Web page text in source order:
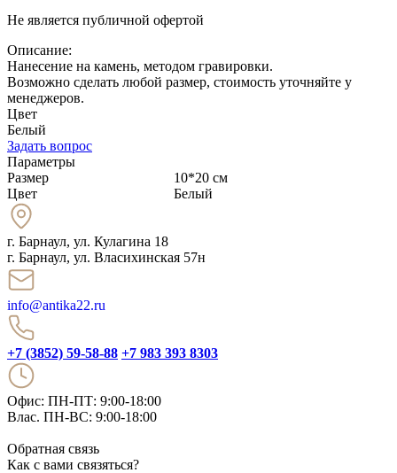
Не является публичной офертой
Описание:
Нанесение на камень, методом гравировки.
Возможно сделать любой размер, стоимость уточняйте у
менеджеров.
Цвет
Белый
Задать вопрос
Параметры
Размер
10*20 см
Цвет
Белый
г. Барнаул, ул. Кулагина 18
г. Барнаул, ул. Власихинская 57н
info@antika22.ru
+7 (3852) 59-58-88 +7 983 393 8303
Офис: ПН-ПТ: 9:00-18:00
Влас. ПН-ВС: 9:00-18:00
Обратная связь
Как с вами связяться?